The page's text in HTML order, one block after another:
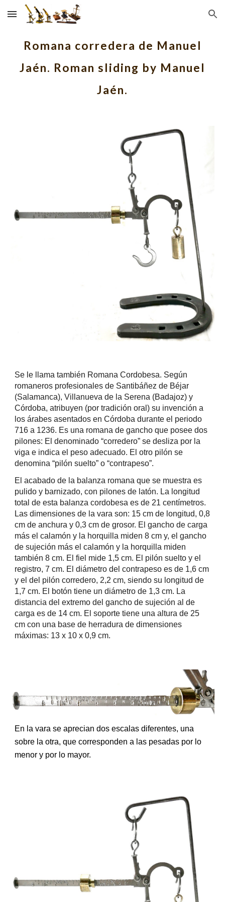
Skip to main content Skip to navigation
Romana corredera de Manuel
Jaén. Roman sliding by Manuel
Jaén.
Se le llama también Romana Cordobesa. Según
romaneros profesionales de Santibáñez de Béjar
(Salamanca), Villanueva de la Serena (Badajoz) y
Córdoba, atribuyen (por tradición oral) su invención a
los árabes asentados en Córdoba durante el periodo
716 a 1236. Es una romana de gancho que posee dos
pilones: El denominado “corredero” se desliza por la
viga e indica el peso adecuado. El otro pilón se
denomina “pilón suelto” o “contrapeso”.
El acabado de la balanza romana que se muestra es
pulido y barnizado, con pilones de latón. La longitud
total de esta balanza cordobesa es de 21 centímetros.
Las dimensiones de la vara son: 15 cm de longitud, 0,8
cm de anchura y 0,3 cm de grosor. El gancho de carga
más el calamón y la horquilla miden 8 cm y, el gancho
de sujeción más el calamón y la horquilla miden
también 8 cm. El fiel mide 1,5 cm. El pilón suelto y el
registro, 7 cm. El diámetro del contrapeso es de 1,6 cm
y el del pilón corredero, 2,2 cm, siendo su longitud de
1,7 cm. El botón tiene un diámetro de 1,3 cm. La
distancia del extremo del gancho de sujeción al de
carga es de 14 cm. El soporte tiene una altura de 25
cm con una base de herradura de dimensiones
máximas: 13 x 10 x 0,9 cm.
En la vara se aprecian dos escalas diferentes, una
sobre la otra, que corresponden a las pesadas por lo
menor y por lo mayor.